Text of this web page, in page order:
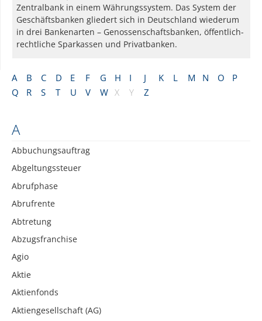
A B C D E F G H I J K L M N O
P
Q
R S T U V W X Y Z
A
Abbuchungsauftrag
Abgeltungssteuer
Abrufphase
Abrufrente
Abtretung
Abzugsfranchise
Agio
Aktie
Aktienfonds
Aktiengesellschaft (AG)
Zentralbank in einem Währungssystem. Das System der
Geschäftsbanken gliedert sich in Deutschland wiederum
in drei Bankenarten – Genossenschaftsbanken, öffentlich-
rechtliche Sparkassen und Privatbanken.